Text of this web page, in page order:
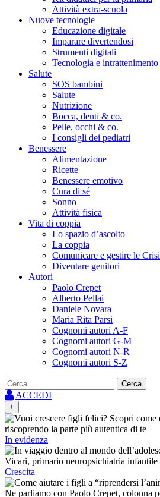
Attività extra-scuola
Nuove tecnologie
Educazione digitale
Imparare divertendosi
Strumenti digitali
Tecnologia e intrattenimento
Salute
SOS bambini
Salute
Nutrizione
Bocca, denti & co.
Pelle, occhi & co.
I consigli dei pediatri
Benessere
Alimentazione
Ricette
Benessere emotivo
Cura di sé
Sonno
Attività fisica
Vita di coppia
Lo spazio d’ascolto
La coppia
Comunicare e gestire le Crisi
Diventare genitori
Autori
Paolo Crepet
Alberto Pellai
Daniele Novara
Maria Rita Parsi
Cognomi autori A-F
Cognomi autori G-M
Cognomi autori N-R
Cognomi autori S-Z
Ricerca
per:ACCEDI
+
In evidenza
Crescita